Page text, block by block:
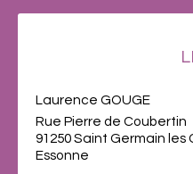
Laurence GOUGE
Rue Pierre de Coubertin
91250 Saint Germain les
Essonne